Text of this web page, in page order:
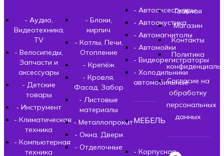
- Аудио,
Видеотехника,
TV
- Велосипеды,
Запчасти и
аксессуары
- Детские
товары
- Инструмент
- Климатическая
техника
- Компьютерная
техника
- Блоки,
кирпич
- Котлы, Печи,
Отопление
- Крепёж
- Кровля,
Фасад, Забор
- Листовые
материалы
- Металлопрокат
- Окна, Двери
- Отделочные
- Автоаксессуары
- Автоакустика
- Автомагнитолы
- Автомойки
- Видеорегистраторы
- Холодильники
автомобильные
МЕБЕЛЬ
- Корпусная
Главная
Магазин
Контакты
Политика
Согласие на
обработку
персональных
данных